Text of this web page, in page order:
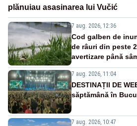
plănuiau asasinarea lui Vučić
7 aug. 2026, 12:36
Cod galben de
de râuri din peste
avertizare până
7 aug. 2026, 11:04
DESTINAȚII DE
săptămână în
7 aug. 2026, 10:47